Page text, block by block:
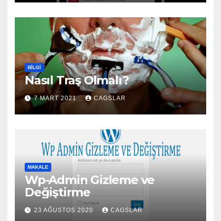
BILGI
Nasıl Traş Olmalı?
7 MART 2021 CAGSLAR
MAKALE
Wp-Admin Gizleme ve
Değiştirme
23 AĞUSTOS 2020 CAGSLAR